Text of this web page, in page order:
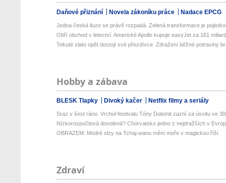
Daňové přiznání Novela zákoníku práce Nadace EPCG
Jedna česká iluze se právě rozpadá. Zelená transformace je
Obří obchod v letectví. Americké Apollo kupuje easyJet za 161
Tekuté zlato opět dostojí své přezdívce. Zdražení běžné potraviny
Hobby a zábava
BLESK Tlapky Divoký kačer Netflix filmy a seriály
Sraz v šest ráno. Vrchol festivalu Tóny Dolomit zazní za úsvitu ve
Nízkorozpočtová dovolená? Chorvatsko jedno z nejdražších v
OBRAZEM: Modré slzy na Tchaj-wanu mění moře v magickou říši
Zdraví